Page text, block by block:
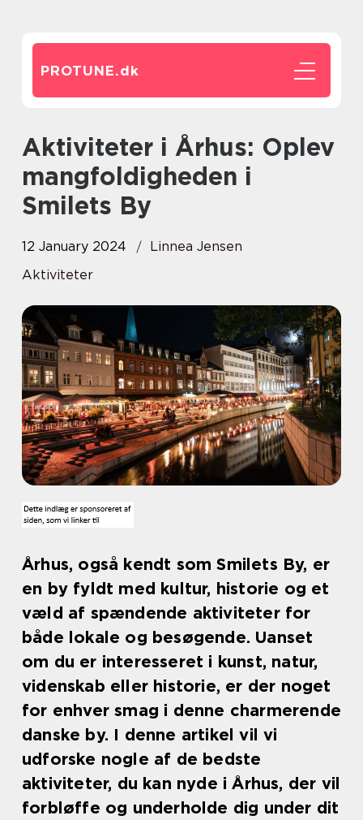
PROTUNE.dk
Aktiviteter i Århus: Oplev
mangfoldigheden i
Smilets By
12 January 2024
Linnea Jensen
Aktiviteter
Århus, også kendt som Smilets By, er
en by fyldt med kultur, historie og et
væld af spændende aktiviteter for
både lokale og besøgende. Uanset
om du er interesseret i kunst, natur,
videnskab eller historie, er der noget
for enhver smag i denne charmerende
danske by. I denne artikel vil vi
udforske nogle af de bedste
aktiviteter, du kan nyde i Århus, der vil
forbløffe og underholde dig under dit